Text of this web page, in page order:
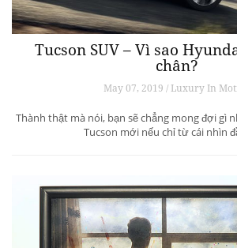
Tucson SUV – Vì sao
chân?
May 07, 2019 / Luxury In
Thành thật mà nói, bạn sẽ chẳng mong đợi gì
Tucson mới nếu chỉ từ cái nhìn